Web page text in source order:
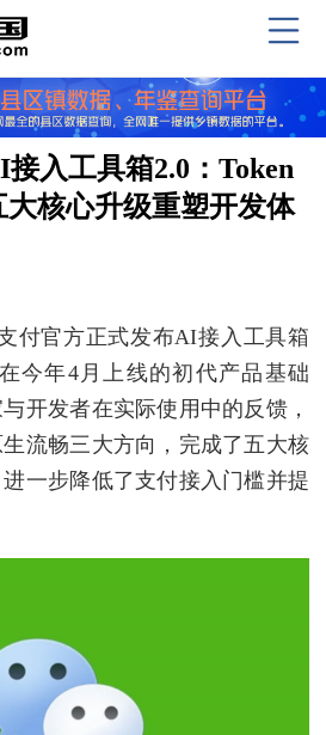
入工具箱2.0：Token
核心升级重塑开发体
付官方正式发布AI接入工具箱
今年4月上线的初代产品基础
开发者在实际使用中的反馈，
流畅三大方向，完成了五大核
一步降低了支付接入门槛并提